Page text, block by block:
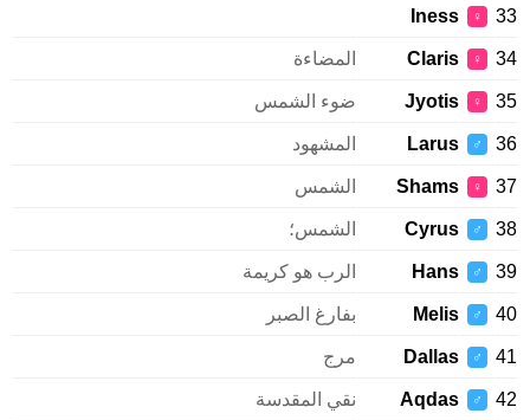
♀
Iness
♀
Claris المضاءة
♀
Jyotis ضوء الشمس
♂
Larus المشهود
♀
Shams الشمس
♂
Cyrus الشمس؛
♂
Hans الرب هو كريمة
♂
Melis بفارغ الصبر
♂
Dallas مرج
♂
Aqdas نقي المقدسة